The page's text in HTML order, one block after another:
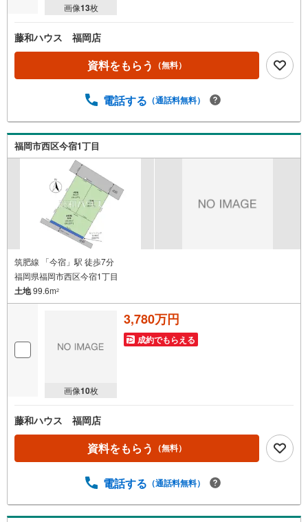
画像13枚
藤和ハウス 福岡店
資料をもらう （無料）
電話する （通話料無料）
福岡市西区今宿1丁目
筑肥線 「今宿」駅 徒歩7分
福岡県福岡市西区今宿1丁目
土地99.6m2
画像10枚
3,780万円
成約でもらえる
藤和ハウス 福岡店
資料をもらう （無料）
電話する （通話料無料）